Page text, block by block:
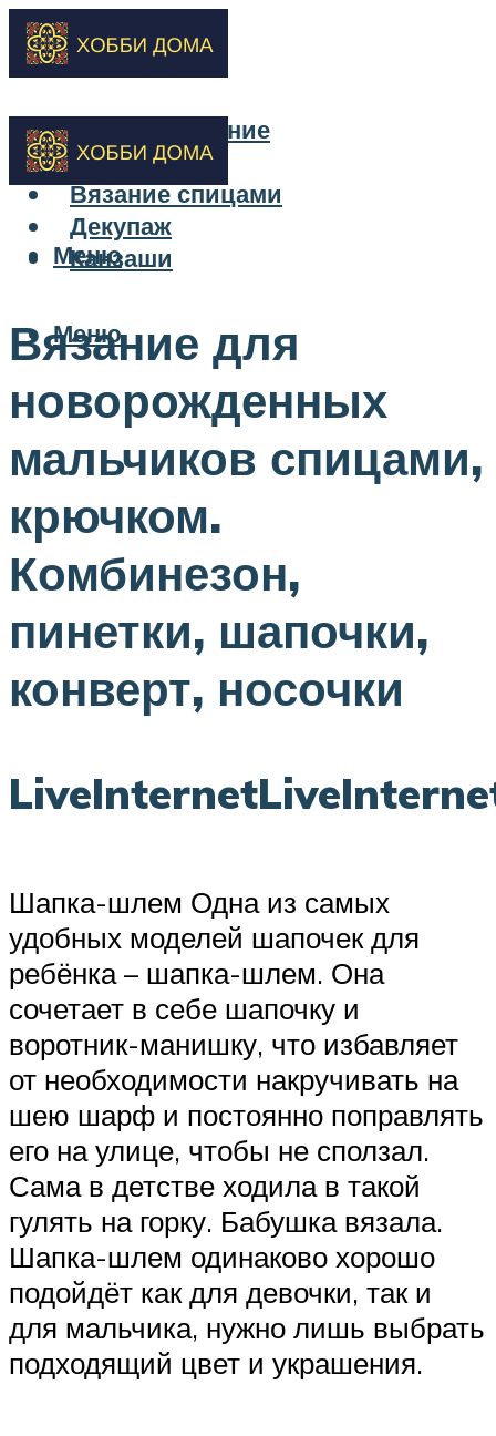
Бисероплетение
Вышивка
Вязание спицами
Декупаж
Канзаши
Меню
Меню
Вязание для
новорожденных
мальчиков спицами,
крючком.
Комбинезон,
пинетки, шапочки,
конверт, носочки
Шапка-шлем Одна из самых
удобных моделей шапочек для
ребёнка – шапка-шлем. Она
сочетает в себе шапочку и
воротник-манишку, что избавляет
от необходимости накручивать на
шею шарф и постоянно поправлять
его на улице, чтобы не сползал.
Сама в детстве ходила в такой
гулять на горку. Бабушка вязала.
Шапка-шлем одинаково хорошо
подойдёт как для девочки, так и
для мальчика, нужно лишь выбрать
подходящий цвет и украшения.